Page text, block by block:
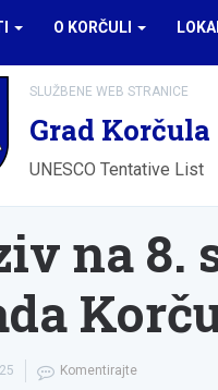
O KORČULI
SLUŽBENE WEB STRANICE
Grad Korčula
UNESCO Tentative List
na 8.
Komentirajte